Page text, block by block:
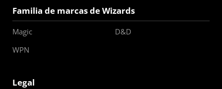
Familia de marcas de Wizards
Magic
D&D
WPN
Legal